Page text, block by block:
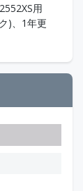
用
)、1年更